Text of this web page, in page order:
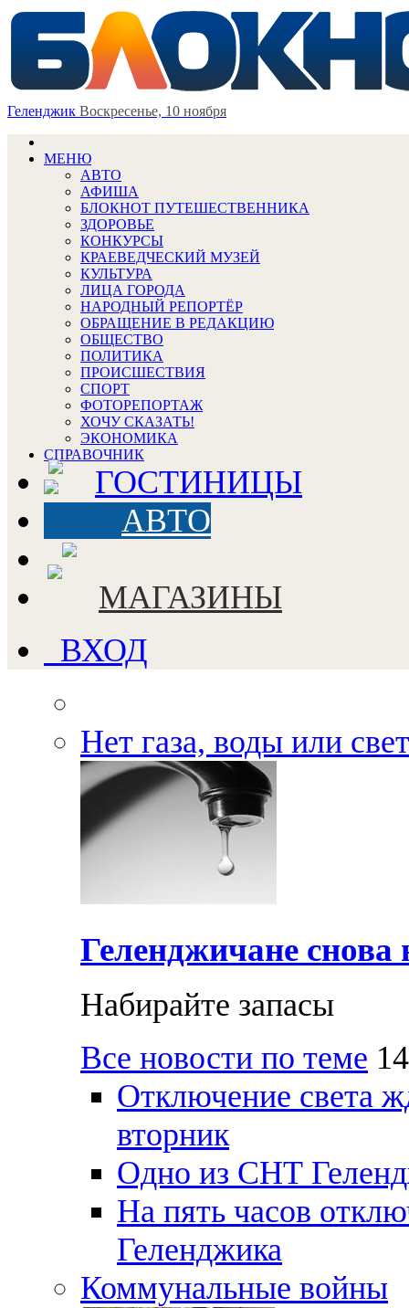
Геленджик Воскресенье, 10 ноября
МЕНЮ
АВТО
АФИША
БЛОКНОТ ПУТЕШЕСТВЕННИКА
ЗДОРОВЬЕ
КОНКУРСЫ
КРАЕВЕДЧЕСКИЙ МУЗЕЙ
КУЛЬТУРА
ЛИЦА ГОРОДА
НАРОДНЫЙ РЕПОРТЁР
ОБРАЩЕНИЕ В РЕДАКЦИЮ
ОБЩЕСТВО
ПОЛИТИКА
ПРОИСШЕСТВИЯ
СПОРТ
ФОТОРЕПОРТАЖ
ХОЧУ СКАЗАТЬ!
ЭКОНОМИКА
СПРАВОЧНИК
ГОСТИНИЦЫ
АВТО
МАГАЗИНЫ
ВХОД
Нет газа, воды или
Геленджичане снова
Набирайте запасы
Все новости по теме
Отключение света
вторник
Одно из СНТ
На пять часов
Геленджика
Коммунальные войны